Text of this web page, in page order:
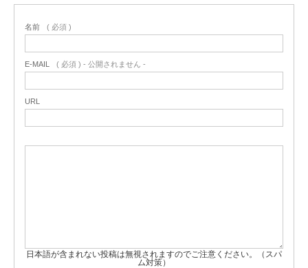
名前 ( 必須 )
E-MAIL ( 必須 ) - 公開されません -
URL
日本語が含まれない投稿は無視されますのでご注意ください。（スパ
ム対策）